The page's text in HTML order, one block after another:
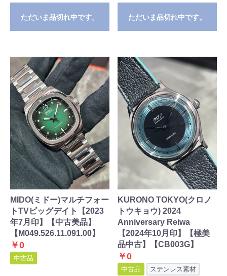
ただいま品切れ中です。 ただいま品切れ中です。
MIDO(ミドー)マルチフォー
トTVビッグデイト【2023
年7月印】【中古美品】
【M049.526.11.091.00】
￥0
中古品
KURONO TOKYO(クロノ
トウキョウ) 2024
Anniversary Reiwa
【2024年10月印】【極美
品中古】【CB003G】
￥0
中古品 ステンレス素材